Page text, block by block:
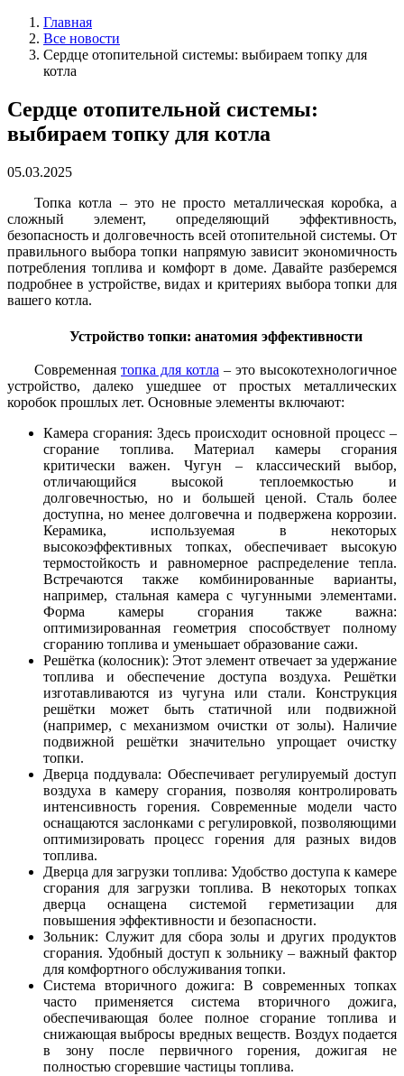
Главная
Все новости
Сердце отопительной системы: выбираем топку для
котла
Сердце отопительной системы:
выбираем топку для котла
05.03.2025
Топка котла – это не просто металлическая коробка, а
сложный элемент, определяющий эффективность,
безопасность и долговечность всей отопительной системы. От
правильного выбора топки напрямую зависит экономичность
потребления топлива и комфорт в доме. Давайте разберемся
подробнее в устройстве, видах и критериях выбора топки для
вашего котла.
Устройство топки: анатомия эффективности
Современная топка для котла – это высокотехнологичное
устройство, далеко ушедшее от простых металлических
коробок прошлых лет. Основные элементы включают:
Камера сгорания: Здесь происходит основной процесс –
сгорание топлива. Материал камеры сгорания
критически важен. Чугун – классический выбор,
отличающийся высокой теплоемкостью и
долговечностью, но и большей ценой. Сталь более
доступна, но менее долговечна и подвержена коррозии.
Керамика, используемая в некоторых
высокоэффективных топках, обеспечивает высокую
термостойкость и равномерное распределение тепла.
Встречаются также комбинированные варианты,
например, стальная камера с чугунными элементами.
Форма камеры сгорания также важна:
оптимизированная геометрия способствует полному
сгоранию топлива и уменьшает образование сажи.
Решётка (колосник): Этот элемент отвечает за удержание
топлива и обеспечение доступа воздуха. Решётки
изготавливаются из чугуна или стали. Конструкция
решётки может быть статичной или подвижной
(например, с механизмом очистки от золы). Наличие
подвижной решётки значительно упрощает очистку
топки.
Дверца поддувала: Обеспечивает регулируемый доступ
воздуха в камеру сгорания, позволяя контролировать
интенсивность горения. Современные модели часто
оснащаются заслонками с регулировкой, позволяющими
оптимизировать процесс горения для разных видов
топлива.
Дверца для загрузки топлива: Удобство доступа к камере
сгорания для загрузки топлива. В некоторых топках
дверца оснащена системой герметизации для
повышения эффективности и безопасности.
Зольник: Служит для сбора золы и других продуктов
сгорания. Удобный доступ к зольнику – важный фактор
для комфортного обслуживания топки.
Система вторичного дожига: В современных топках
часто применяется система вторичного дожига,
обеспечивающая более полное сгорание топлива и
снижающая выбросы вредных веществ. Воздух подается
в зону после первичного горения, дожигая не
полностью сгоревшие частицы топлива.